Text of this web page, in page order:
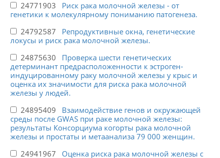
24771903 Риск рака молочной железы - от
генетики к молекулярному пониманию патогенеза.
24792587 Репродуктивные окна, генетические
локусы и риск рака молочной железы.
24875630 Проверка шести генетических
детерминант предрасположенности к эстроген-
индуцированному раку молочной железы у крыс и
оценка их значимости для риска рака молочной
железы у людей.
24895409 Взаимодействие генов и окружающей
среды после GWAS при раке молочной железы:
результаты Консорциума когорты рака молочной
железы и простаты и метаанализа 79 000 женщин.
24941967 Оценка риска рака молочной железы с